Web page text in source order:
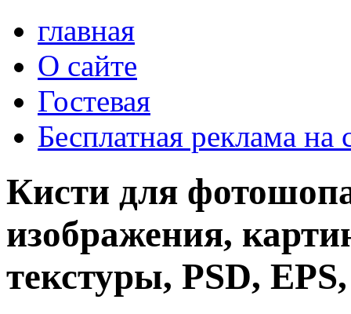
главная
О сайте
Гостевая
Бесплатная реклама на
Кисти для
изображения,
текстуры, PSD,